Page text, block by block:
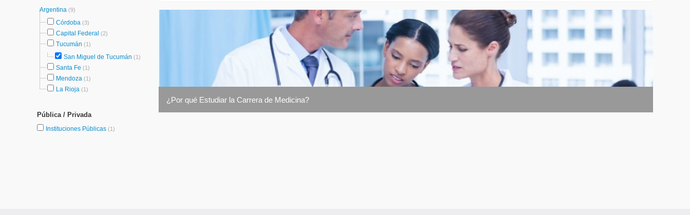
Argentina (9)
Córdoba (3)
Capital Federal (2)
Tucumán (1)
San Miguel de Tucumán (1)
Santa Fe (1)
Mendoza (1)
La Rioja (1)
Pública / Privada
Instituciones Públicas (1)
¿Por qué Estudiar la Carrera de Medicina?